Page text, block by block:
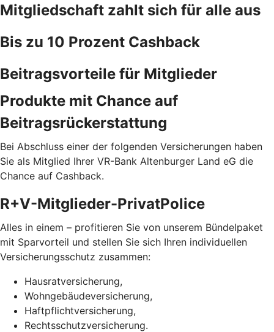
Mitgliedschaft zahlt sich für alle aus
Bis zu 10 Prozent Cashback
Beitragsvorteile für Mitglieder
Produkte mit Chance auf
Beitragsrückerstattung
Bei Abschluss einer der folgenden Versicherungen haben
Sie als Mitglied Ihrer VR-Bank Altenburger Land eG die
Chance auf Cashback.
R+V-Mitglieder-PrivatPolice
Alles in einem – profitieren Sie von unserem Bündelpaket
mit Sparvorteil und stellen Sie sich Ihren individuellen
Versicherungsschutz zusammen:
Hausratversicherung,
Wohngebäudeversicherung,
Haftpflichtversicherung,
Rechtsschutzversicherung.